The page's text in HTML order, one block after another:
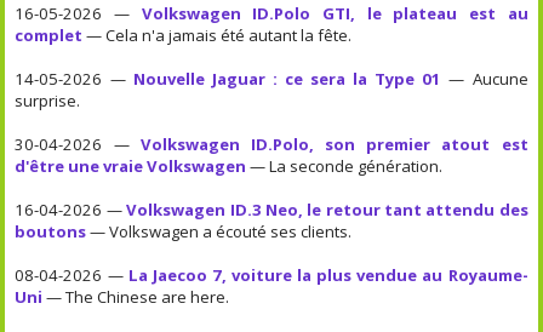
16-05-2026 — Volkswagen ID.Polo GTI, le plateau est au
complet — Cela n'a jamais été autant la fête.
14-05-2026 — Nouvelle Jaguar : ce sera la Type 01 — Aucune
surprise.
30-04-2026 — Volkswagen ID.Polo, son premier atout est
d'être une vraie Volkswagen — La seconde génération.
16-04-2026 —Volkswagen ID.3 Neo, le retour tant attendu des
boutons— Volkswagen a écouté ses clients.
08-04-2026 — La Jaecoo 7, voiture la plus vendue au Royaume-
Uni — The Chinese are here.